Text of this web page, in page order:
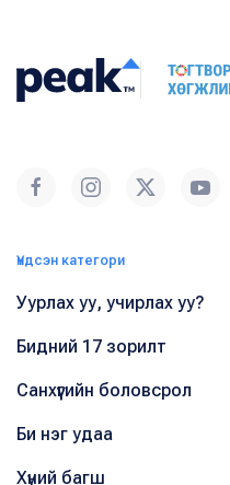
Үндсэн категори
Уурлах уу, учирлах уу?
Бидний 17 зорилт
Санхүүгийн боловсрол
Би нэг удаа
Хүний багш